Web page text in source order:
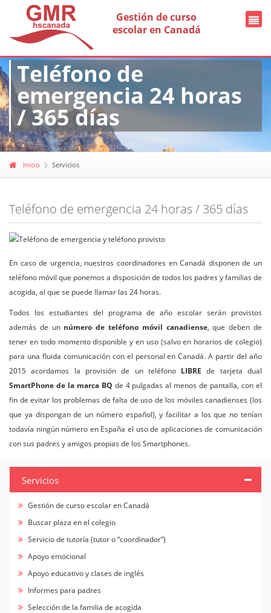
Gestión de curso
escolar en Canadá
Teléfono de
emergencia 24 horas
/ 365 días
Inicio Servicios
Teléfono de emergencia 24 horas / 365 días
En caso de urgencia, nuestros coordinadores en Canadá disponen de un
teléfono móvil que ponemos a disposición de todos los padres y familias de
acogida, al que se puede llamar las 24 horas.
Todos los estudiantes del programa de año escolar serán provistos
además de un número de teléfono móvil canadiense, que deben de
tener en todo momento disponible y en uso (salvo en horarios de colegio)
para una fluida comunicación con el personal en Canadá. A partir del año
2015 acordamos la provisión de un teléfono LIBREde tarjeta dual
SmartPhone de la marca BQ de 4 pulgadas al menos de pantalla, con el
fin de evitar los problemas de falta de uso de los móviles canadienses (los
que ya dispongan de un número español), y facilitar a los que no tenían
todavía ningún número en España el uso de aplicaciones de comunicación
con sus padres y amigos propias de los Smartphones.
Servicios
Gestión de curso escolar en Canadá
Buscar plaza en el colegio
Servicio de tutoría (tutor o “coordinador”)
Apoyo emocional
Apoyo educativo y clases de inglés
Informes para padres
Selección de la familia de acogida